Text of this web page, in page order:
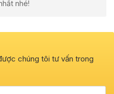
nhé!
chúng tôi tư vấn trong